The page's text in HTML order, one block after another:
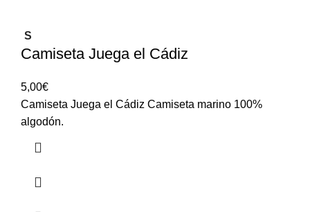
S
Camiseta Juega el Cádiz
5,00€
Camiseta Juega el Cádiz Camiseta marino 100%
algodón.